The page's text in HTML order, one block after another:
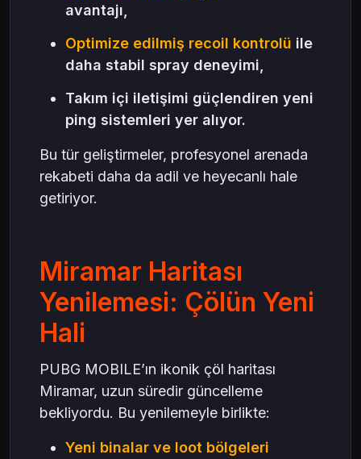
avantajı,
Optimize edilmiş recoil kontrolü ile
daha stabil spray deneyimi,
Takım içi iletişimi güçlendiren yeni
ping sistemleri yer alıyor.
Bu tür geliştirmeler, profesyonel arenada
rekabeti daha da adil ve heyecanlı hale
getiriyor.
Miramar Haritası
Yenilemesi: Çölün Yeni
Hali
PUBG MOBILE’ın ikonik çöl haritası
Miramar, uzun süredir güncelleme
bekliyordu. Bu yenilemeyle birlikte:
Yeni binalar ve loot bölgeleri